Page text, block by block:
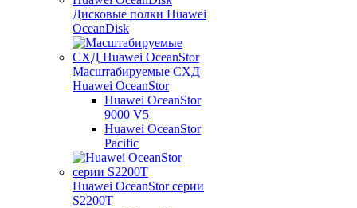
Дисковые полки Huawei
OceanDisk
Масштабируемые СХД
Huawei OceanStor
Huawei OceanStor
9000 V5
Huawei OceanStor
Pacific
Huawei OceanStor серии
S2200T